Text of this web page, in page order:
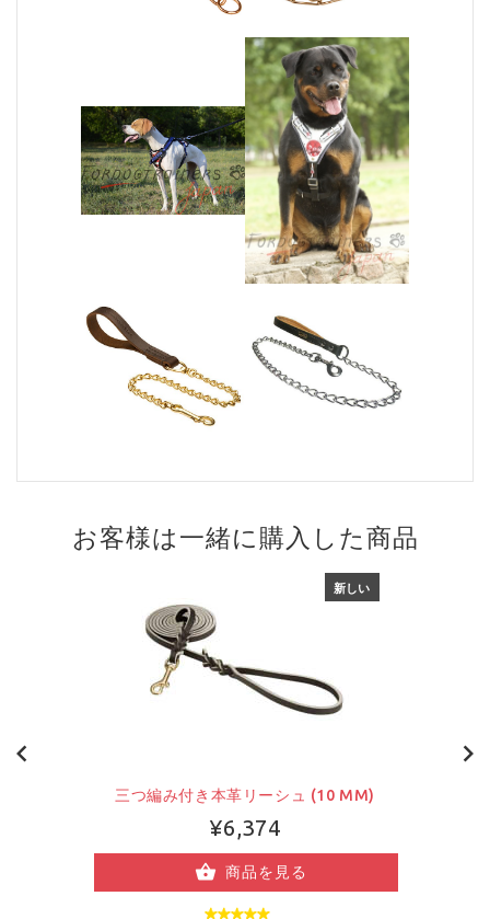
お客様は一緒に購入した商品
新しい
三つ編み付き本革リーシュ (10 MM)
¥6,374
商品を見る